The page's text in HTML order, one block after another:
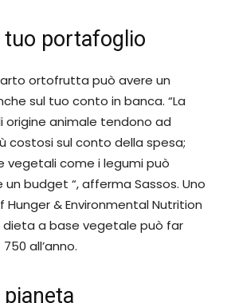
tuo portafoglio
ortofrutta può avere un
sul tuo conto in banca. “La
origine animale tendono ad
costosi sul conto della spesa;
​​​​vegetali come i legumi può
budget “, afferma Sassos. Uno
Hunger & Environmental Nutrition
dieta a base vegetale può far
all’anno.